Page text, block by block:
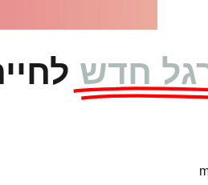
חדש